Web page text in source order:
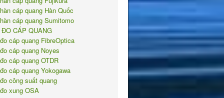
cáp quang Hàn Quốc
cáp quang Sumitomo
ĐO CÁP QUANG
cáp quang FibreOptica
cáp quang Noyes
cáp quang OTDR
cáp quang Yokogawa
công suất quang
xung OSA